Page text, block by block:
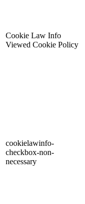
Cookie Law Info
Viewed Cookie Policy
cookielawinfo-
checkbox-non-
necessary